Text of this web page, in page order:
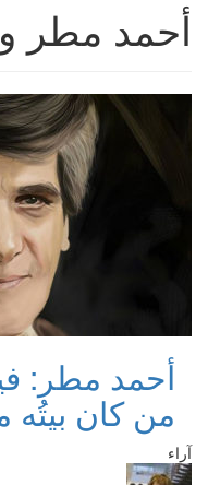
أحمد مطر
أحمد مطر:
من كان
آراء